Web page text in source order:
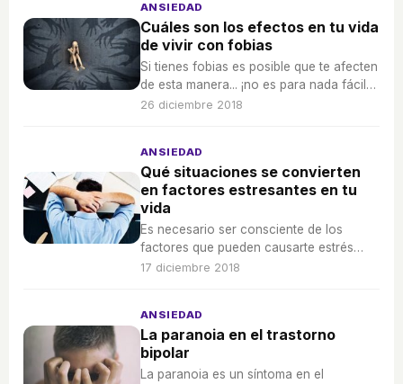
ANSIEDAD
Cuáles son los efectos en tu vida
de vivir con fobias
Si tienes fobias es posible que te afecten
de esta manera... ¡no es para nada fácil
convivir con ellas!
26 diciembre 2018
ANSIEDAD
Qué situaciones se convierten
en factores estresantes en tu
vida
Es necesario ser consciente de los
factores que pueden causarte estrés
para controlarlos mejor y sentirte bien.
17 diciembre 2018
ANSIEDAD
La paranoia en el trastorno
bipolar
La paranoia es un síntoma en el